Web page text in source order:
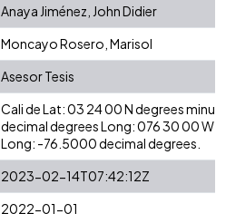
Anaya Jiménez, John Didier
Moncayo Rosero, Marisol
Asesor Tesis
Cali de Lat: 03 24 00 N degrees
decimal degrees Long: 076 30 00 W
Long: -76.5000 decimal degrees.
2023-02-14T07:42:12Z
2022-01-01